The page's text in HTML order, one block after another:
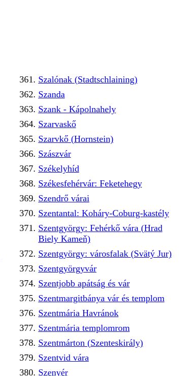
Szalónak (Stadtschlaining)
Szanda
Szank - Kápolnahely
Szarvaskő
Szarvkő (Hornstein)
Szászvár
Székelyhíd
Székesfehérvár: Feketehegy
Szendrő várai
Szentantal: Koháry-Coburg-kastély
Szentgyörgy: Fehérkő vára (Hrad
Biely Kameň)
Szentgyörgy: városfalak (Svätý Jur)
Szentgyörgyvár
Szentjobb apátság és vár
Szentmargitbánya vár és templom
Szentmária Havránok
Szentmária templomrom
Szentmárton (Szenteskirály)
Szentvid vára
Szenyér